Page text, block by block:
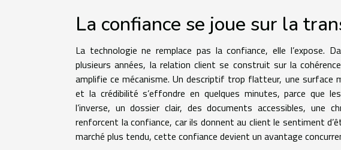
La confiance se joue sur la
La technologie ne remplace pas la confiance, elle l’expose.
plusieurs années, la relation client se construit sur la
amplifie ce mécanisme. Un descriptif trop flatteur, une surface
et la crédibilité s’effondre en quelques minutes, parce que
l’inverse, un dossier clair, des documents accessibles, une
renforcent la confiance, car ils donnent au client le sentiment
marché plus tendu, cette confiance devient un avantage